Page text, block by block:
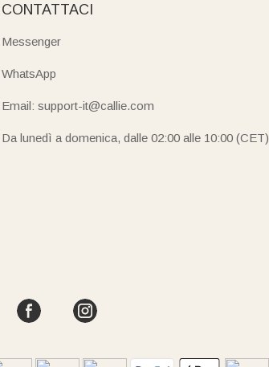
CONTATTACI
Messenger
WhatsApp
Email: support-it@callie.com
Da lunedì a domenica, dalle 02:00 alle 10:00 (CET)